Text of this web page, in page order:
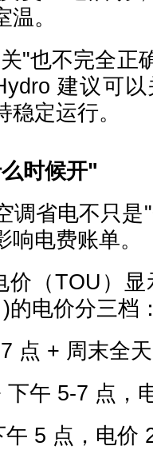
。
"也不完全正
建议可
定运行。
时候开"
调省电不只
响电费账单。
价（TOU）
的电价分三档
点 + 周末全
午 5-7 点，
5 点，电价